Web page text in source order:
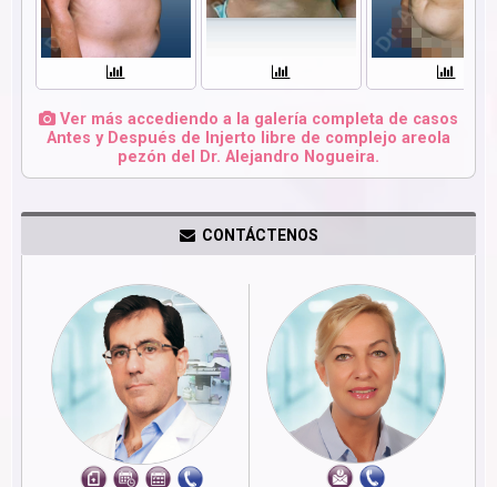
Ver más accediendo a la galería completa de casos
Antes y Después de Injerto libre de complejo areola
pezón del Dr. Alejandro Nogueira.
CONTÁCTENOS